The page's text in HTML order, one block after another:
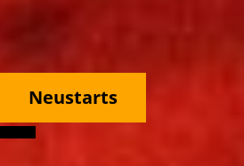
Neustarts